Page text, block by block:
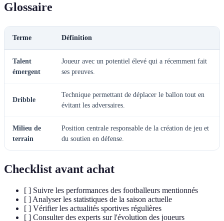
Glossaire
Terme Définition
Talent
émergent
Joueur avec un potentiel élevé qui a récemment fait
ses preuves.
Dribble
Technique permettant de déplacer le ballon tout en
évitant les adversaires.
Milieu de
terrain
Position centrale responsable de la création de jeu et
du soutien en défense.
Checklist avant achat
[ ] Suivre les performances des footballeurs mentionnés
[ ] Analyser les statistiques de la saison actuelle
[ ] Vérifier les actualités sportives régulières
[ ] Consulter des experts sur l'évolution des joueurs